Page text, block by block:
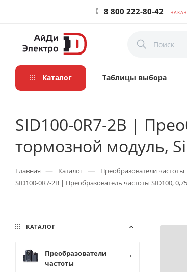
8 800 222-80-42
Каталог Таблицы выбора
SID100-0R7-2B |
тормозной модуль,
Главная — Каталог — Преобразователи частоты
SID100-0R7-2B | Преобразователь частоты SID100,
КАТАЛОГ
Преобразователи
частоты